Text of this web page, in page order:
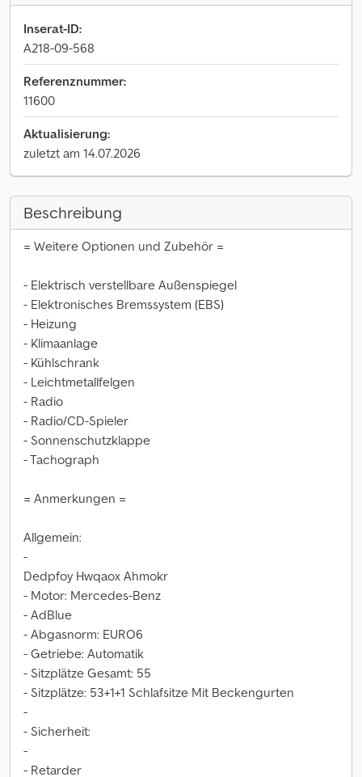
Inserat-ID:
A218-09-568
Referenznummer:
11600
Aktualisierung:
zuletzt am 14.07.2026
Beschreibung
= Weitere Optionen und Zubehör =
- Elektrisch verstellbare Außenspiegel
- Elektronisches Bremssystem (EBS)
- Heizung
- Klimaanlage
- Kühlschrank
- Leichtmetallfelgen
- Radio
- Radio/CD-Spieler
- Sonnenschutzklappe
- Tachograph
= Anmerkungen =
Allgemein:
-
Dedpfoy Hwqaox Ahmokr
- Motor: Mercedes-Benz
- AdBlue
- Abgasnorm: EURO6
- Getriebe: Automatik
- Sitzplätze Gesamt: 55
- Sitzplätze: 53+1+1 Schlafsitze Mit Beckengurten
-
- Sicherheit:
-
- Retarder